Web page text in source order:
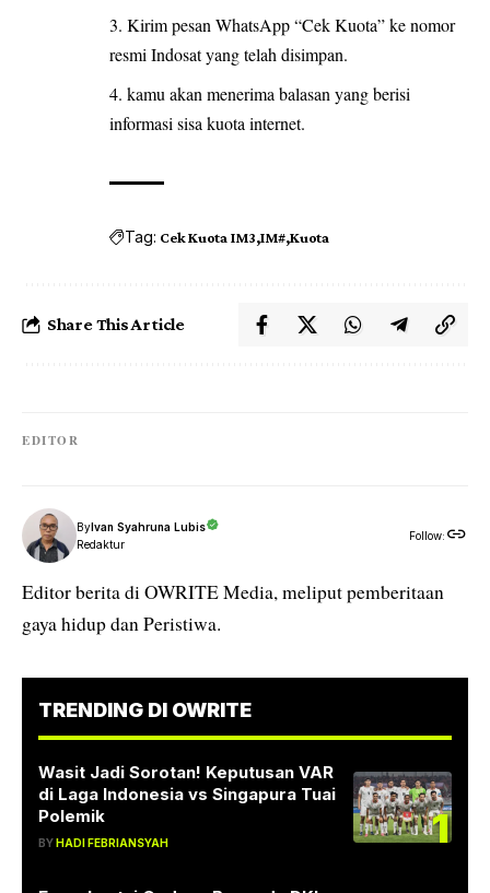
Kirim pesan WhatsApp “Cek Kuota” ke nomor
resmi Indosat yang telah disimpan.
kamu akan menerima balasan yang berisi
informasi sisa kuota internet.
Tag: Cek Kuota IM3 IM# Kuota
Share This Article
EDITOR
ByIvan Syahruna Lubis
Redaktur
Follow:
Editor berita di OWRITE Media, meliput pemberitaan
gaya hidup dan Peristiwa.
TRENDING DI OWRITE
Wasit Jadi Sorotan! Keputusan VAR
di Laga Indonesia vs Singapura Tuai
Polemik
BYHADI FEBRIANSYAH 1